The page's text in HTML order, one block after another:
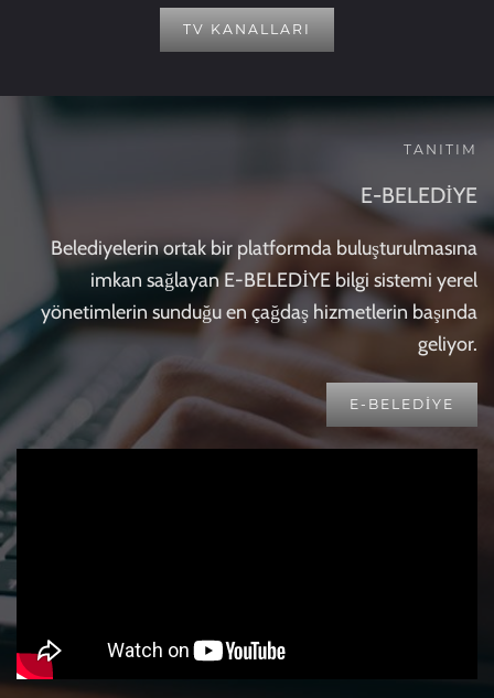
TV KANALLARI
TANITIM
E-BELEDİYE
Belediyelerin ortak bir platformda buluşturulmasına
imkan sağlayan E-BELEDİYE bilgi sistemi yerel
yönetimlerin sunduğu en çağdaş hizmetlerin başında
geliyor.
E-BELEDIYE